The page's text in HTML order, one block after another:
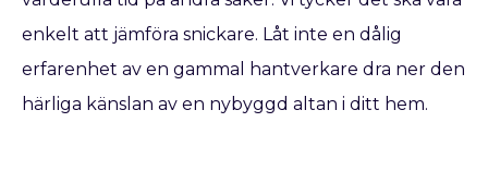
enkelt att jämföra snickare. Låt inte en dålig
erfarenhet av en gammal hantverkare dra ner den
härliga känslan av en nybyggd altan i ditt hem.